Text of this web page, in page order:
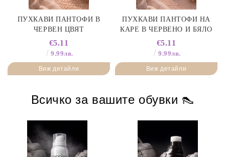
ПУХКАВИ ПАНТОФИ В
ЧЕРВЕН ЦВЯТ
€5.11
9.99лв.
Виж детайли
ПУХКАВИ ПАНТОФИ НА
КАРЕ В ЧЕРВЕНО И БЯЛО
€5.11
9.99лв.
Виж детайли
Всичко за вашите обувки 👠